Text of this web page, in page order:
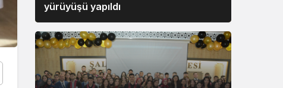
yürüyüşü yapıldı